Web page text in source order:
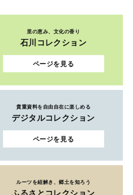
里の恵み、文化の香り
石川コレクション
ページを見る
貴重資料を自由自在に楽しめる
デジタルコレクション
ページを見る
ルーツを紐解き、郷土を知ろう
ふるさとコレクション